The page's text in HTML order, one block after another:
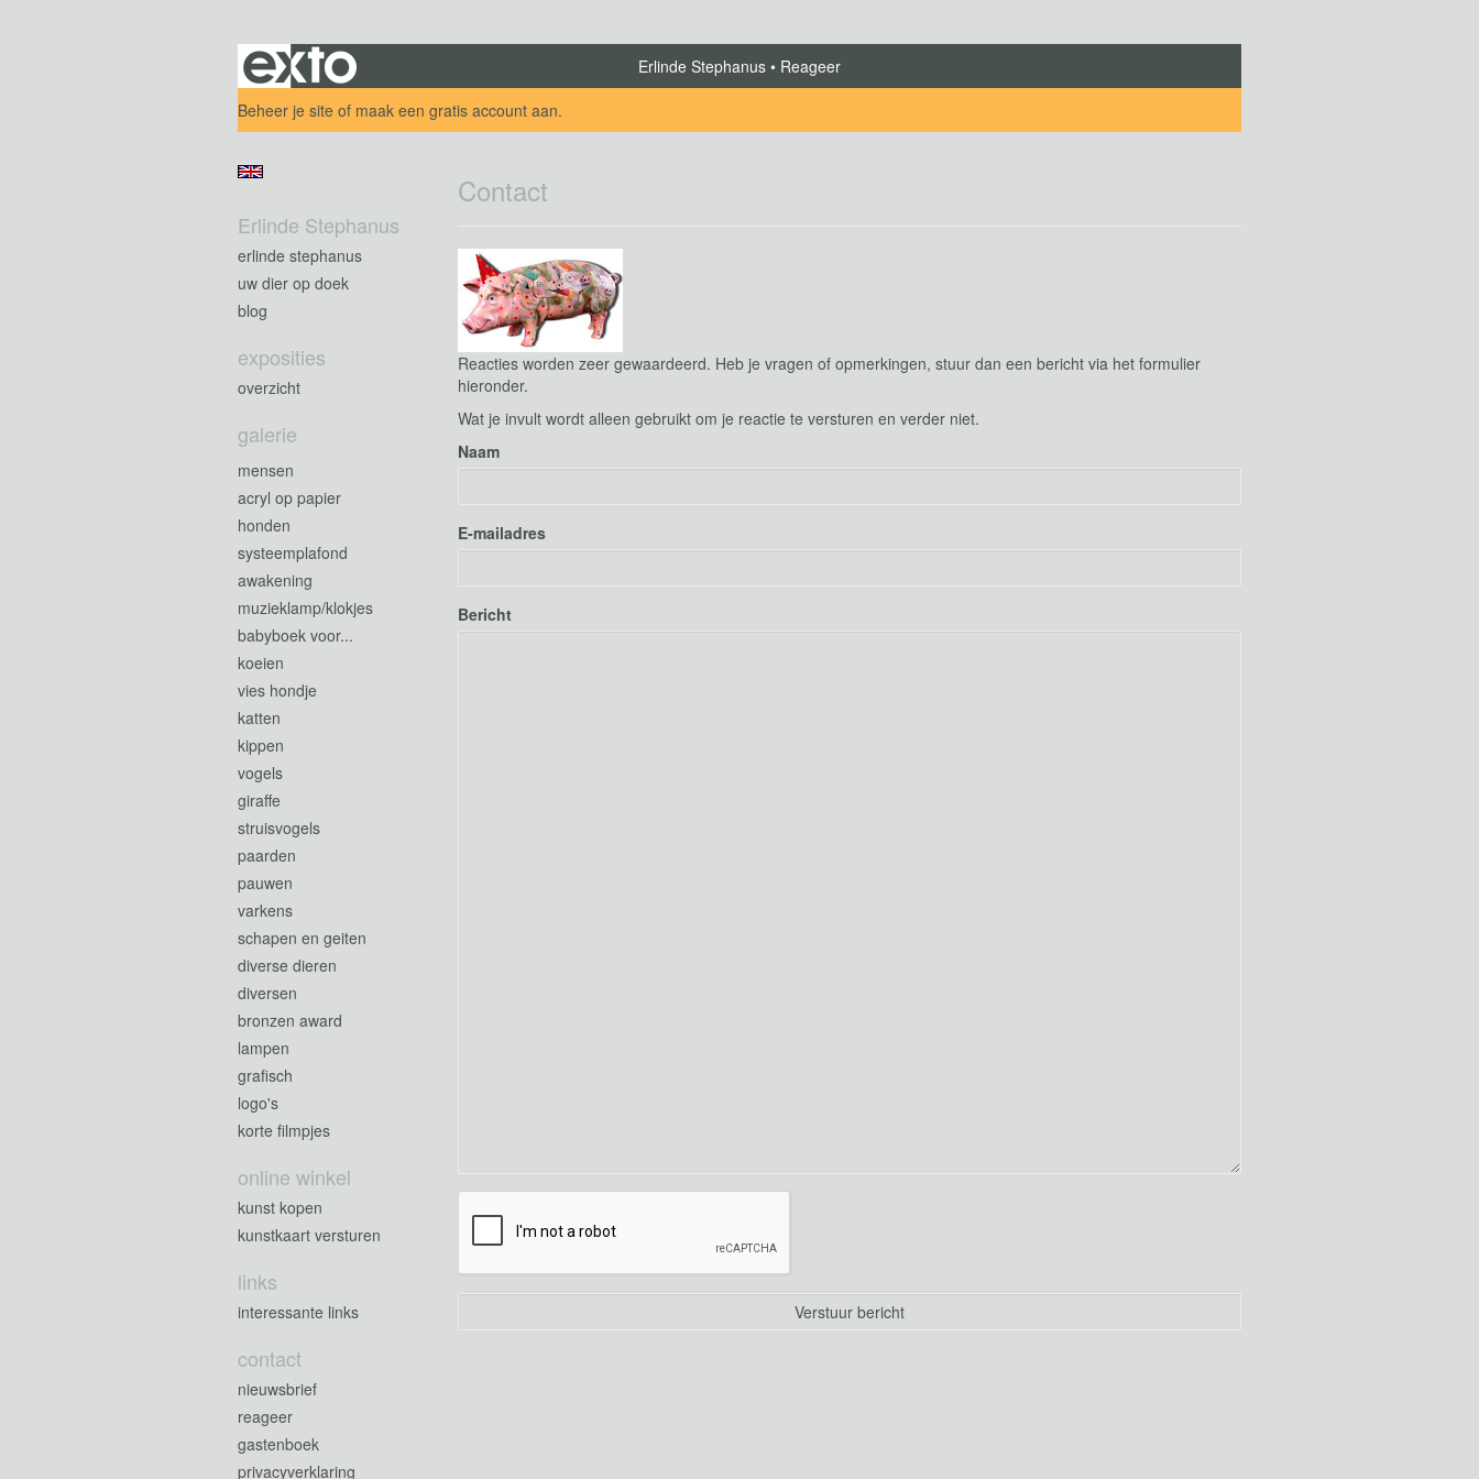
Erlinde Stephanus
Reageer
Beheer je site of maak een gratis account aan.
Contact
Reacties worden zeer gewaardeerd. Heb je vragen of opmerkingen, stuur dan een bericht via het formulier
hieronder.
Wat je invult wordt alleen gebruikt om je reactie te versturen en verder niet.
Naam
E-mailadres
Bericht
Erlinde Stephanus
erlinde stephanus
uw dier op doek
blog
exposities
overzicht
galerie
mensen
acryl op papier
honden
systeemplafond
awakening
muzieklamp/klokjes
babyboek voor...
koeien
vies hondje
katten
kippen
vogels
giraffe
struisvogels
paarden
pauwen
varkens
schapen en geiten
diverse dieren
diversen
bronzen award
lampen
grafisch
logo's
korte filmpjes
online winkel
kunst kopen
kunstkaart versturen
links
interessante links
contact
nieuwsbrief
reageer
gastenboek
privacyverklaring